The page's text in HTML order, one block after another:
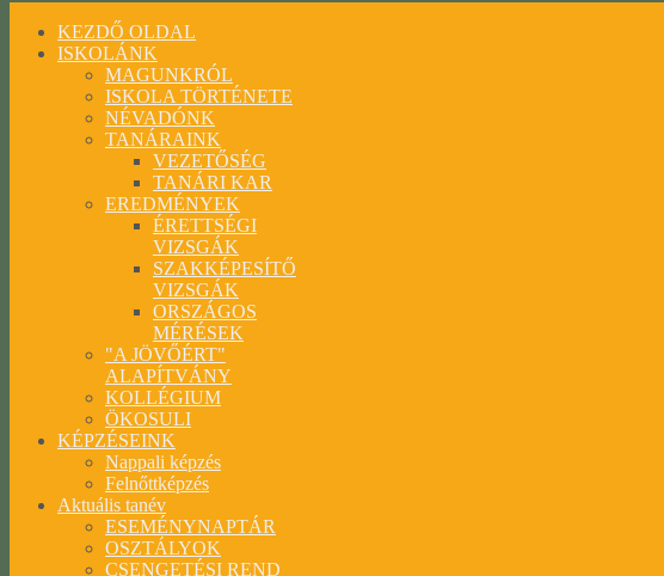
KEZDŐ OLDAL
ISKOLÁNK
MAGUNKRÓL
ISKOLA TÖRTÉNETE
NÉVADÓNK
TANÁRAINK
VEZETŐSÉG
TANÁRI KAR
EREDMÉNYEK
ÉRETTSÉGI
VIZSGÁK
SZAKKÉPESÍTŐ
VIZSGÁK
ORSZÁGOS
MÉRÉSEK
"A JÖVŐÉRT"
ALAPÍTVÁNY
KOLLÉGIUM
ÖKOSULI
KÉPZÉSEINK
Nappali képzés
Felnőttképzés
Aktuális tanév
ESEMÉNYNAPTÁR
OSZTÁLYOK
CSENGETÉSI REND